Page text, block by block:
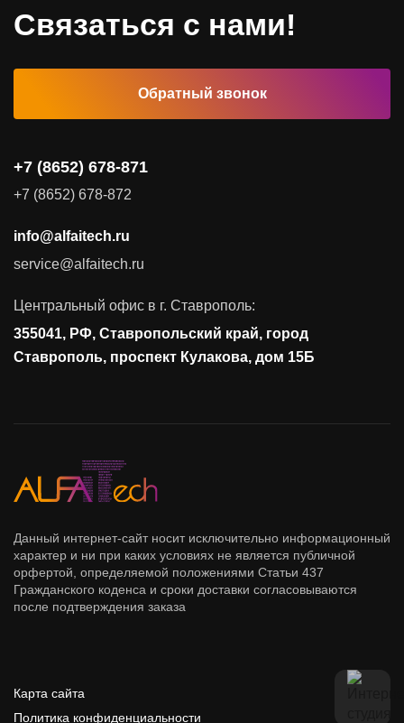
Автоматизированные рабочие места
Видеоконференцсвязь
Поставка продуктов для резервного копирования данных
Соответствие требованиям и стандартам
Антивирусная защита
Управление доступом
Сетевая безопасность
Связаться с нами!
Обратный звонок
+7 (8652) 678-871
+7 (8652) 678-872
info@alfaitech.ru
service@alfaitech.ru
Центральный офис в г. Ставрополь:
355041, РФ, Ставропольский край, город
Ставрополь, проспект Кулакова, дом 15Б
Данный интернет-сайт носит исключительно информационный
характер и ни при каких условиях не является публичной
орфертой, определяемой положениями Статьи 437
Гражданского коденса и сроки доставки согласовываются
после подтверждения заказа
Карта сайта
Политика конфиденциальности